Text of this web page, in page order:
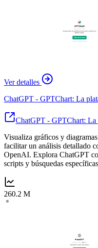
Ver detalles
ChatGPT - GPTChart: La
ChatGPT - GPTChart:
Visualiza gráficos y
facilitar un análisis detallado
OpenAI. Explora ChatGPT
scripts y búsquedas
260.2 M